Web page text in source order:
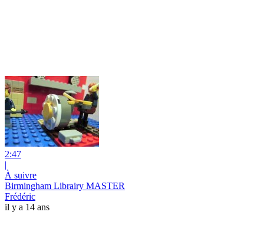
2:47
|
À suivre
Birmingham Librairy MASTER
Frédéric
il y a 14 ans